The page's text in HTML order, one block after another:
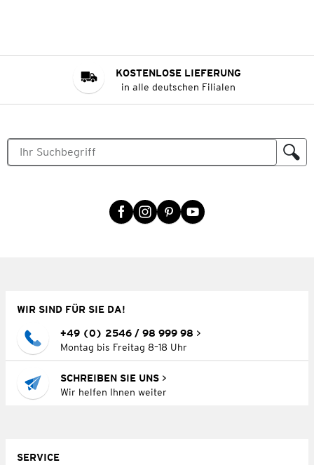
KOSTENLOSE LIEFERUNG
in alle deutschen Filialen
WIR SIND FÜR SIE DA!
+49 (0) 2546 / 98 999 98
Montag bis Freitag 8–18 Uhr
SCHREIBEN SIE UNS
Wir helfen Ihnen weiter
SERVICE